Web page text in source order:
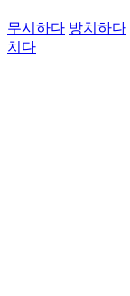
무시하다 방치하다
치다